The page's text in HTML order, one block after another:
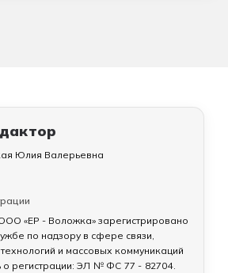
Юлия Валерьевна
«ЕР - Воложка» зарегистрировано
по надзору в сфере связи,
и массовых коммуникаций
о регистрации: ЭЛ № ФС 77 - 82704.